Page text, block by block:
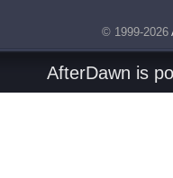
© 1999-2026
AfterDawn is